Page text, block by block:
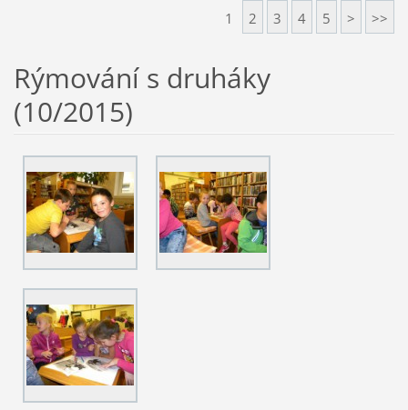
1 2 3 4 5 > >>
Rýmování s druháky
(10/2015)